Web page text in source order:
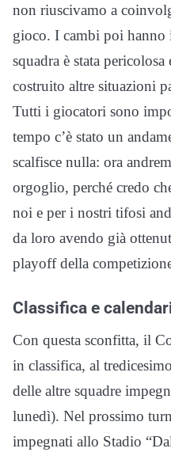
non riuscivamo a
gioco. I cambi poi hanno
squadra è stata
costruito altre situazioni
Tutti i giocatori sono
tempo c’è stato un
scalfisce nulla: ora
orgoglio, perché credo
noi e per i nostri tifosi
da loro avendo già
playoff della
Classifica e
Con questa sconfitta, il
in classifica, al
delle altre squadre
lunedì). Nel prossimo
impegnati allo Stadio